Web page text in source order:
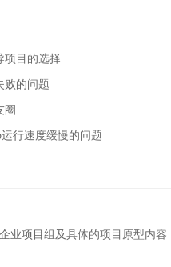
项目的选择
败的问题
圈
行速度缓慢的问题
业项目组及具体的项目原型内容